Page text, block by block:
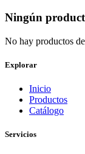
Ningún
No hay productos
Explorar
Inicio
Productos
Catálogo
Servicios